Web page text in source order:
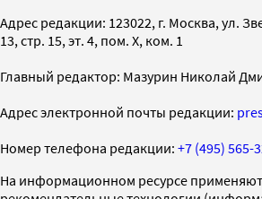
Адрес редакции: 123022, г. Москва, ул.
13, стр. 15, эт. 4, пом. X, ком. 1
Главный редактор: Мазурин Николай
Адрес электронной почты редакции:
Номер телефона редакции: +7 (495) 565-
На информационном ресурсе